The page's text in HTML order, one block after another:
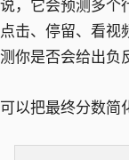
说，它会预测多个
点击、停留、看视
测你是否会给出负
可以把最终分数简